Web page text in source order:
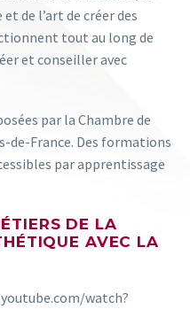
de l’art de créer des
tout au long de
et conseiller avec
par la Chambre de
de-France. Des formations
par apprentissage
DE LA
AVEC LA
watch?